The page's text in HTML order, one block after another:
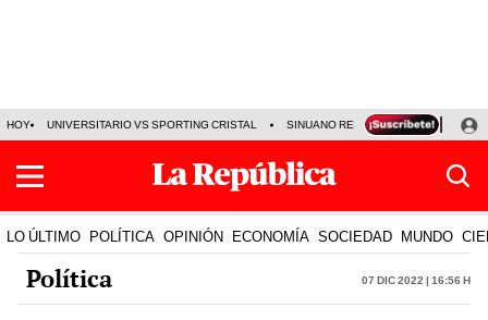
HOY UNIVERSITARIO VS SPORTING CRISTAL SINUANO RESULTADOS HOY
LO ÚLTIMO POLÍTICA OPINIÓN ECONOMÍA SOCIEDAD MUNDO
Política 07 Dic 2022 | 16:56 h